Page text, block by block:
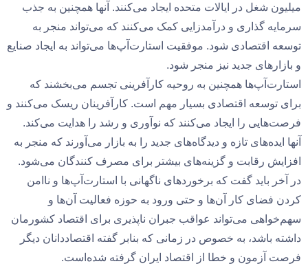
میلیون شغل در ایالات متحده ایجاد می‌کنند. آنها همچنین به جذب
سرمایه گذاری و درآمدزایی کمک می‌کنند که می‌تواند منجر به
توسعه اقتصادی شود. موفقیت استارت‌آپ‌ها می‌تواند به ایجاد صنایع
و بازارهای جدید نیز منجر شود.
استارت‌آپ‌ها همچنین به روحیه کارآفرینی تجسم می‌بخشند که
برای توسعه اقتصادی بسیار مهم است. کارآفرینان ریسک می‌کنند و
فرصت‌هایی را ایجاد می‌کنند که نوآوری و رشد را هدایت می‌کند.
آنها ایده‌های تازه و دیدگاه‌های جدید را به بازار می‌آورند که منجر به
افزایش رقابت و گزینه‌های بیشتر برای مصرف کنندگان می‌شود.
در آخر باید گفت که برخوردهای ناگهانی با استارت‌آپ‌ها و ناامن
کردن فضای کار آن‌ها و حتی ورود به حوزه فعالیت آن‌ها و
سهم‌خواهی می‌تواند عواقب جبران ناپذیری برای اقتصاد کشورمان
داشته باشد، به خصوص در زمانی که بنابر گفته اقتصاددانان دیگر
فرصت آزمون و خطا از اقتصاد ایران گرفته شده‌است.